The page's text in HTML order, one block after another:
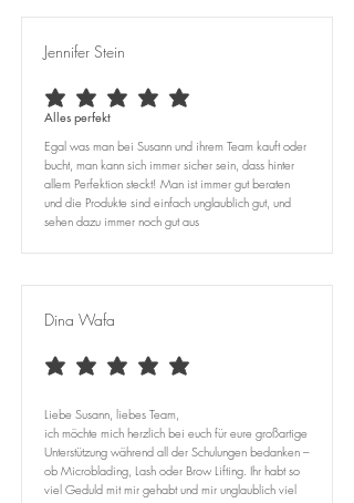
Jennifer Stein
average rating is 5 out of 5
Alles perfekt
Egal was man bei Susann und ihrem Team kauft oder
bucht, man kann sich immer sicher sein, dass hinter
allem Perfektion steckt! Man ist immer gut beraten
und die Produkte sind einfach unglaublich gut, und
sehen dazu immer noch gut aus
Dina Wafa
average rating is 5 out of 5
Liebe Susann, liebes Team,
ich möchte mich herzlich bei euch für eure großartige
Unterstützung während all der Schulungen bedanken –
ob Microblading, Lash oder Brow Lifting. Ihr habt so
viel Geduld mit mir gehabt und mir unglaublich viel